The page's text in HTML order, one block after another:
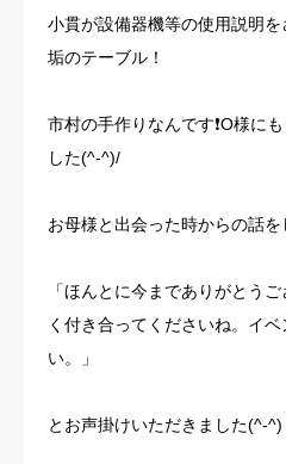
小貫が設備器機等の使用説明
垢のテーブル！
市村の手作りなんです❗️O様に
した(^-^)/
お母様と出会った時からの話を
「ほんとに今までありがとう
く付き合ってくださいね。イ
い。」
とお声掛けいただきました(^-^)